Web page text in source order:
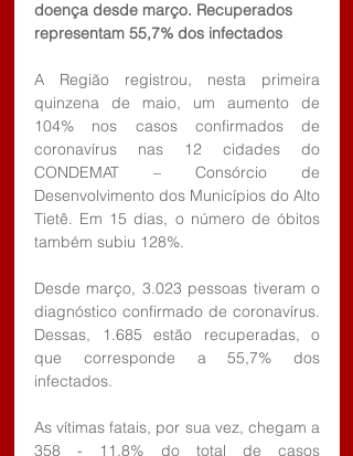
doença desde março. Recuperados
representam 55,7% dos infectados
A Região registrou, nesta primeira
quinzena de maio, um aumento de
104% nos casos confirmados de
coronavírus nas 12 cidades do
CONDEMAT – Consórcio de
Desenvolvimento dos Municípios do Alto
Tietê. Em 15 dias, o número de óbitos
também subiu 128%.
Desde março, 3.023 pessoas tiveram o
diagnóstico confirmado de coronavírus.
Dessas, 1.685 estão recuperadas, o
que corresponde a 55,7% dos
infectados.
As vítimas fatais, por sua vez, chegam a
358 - 11,8% do total de casos